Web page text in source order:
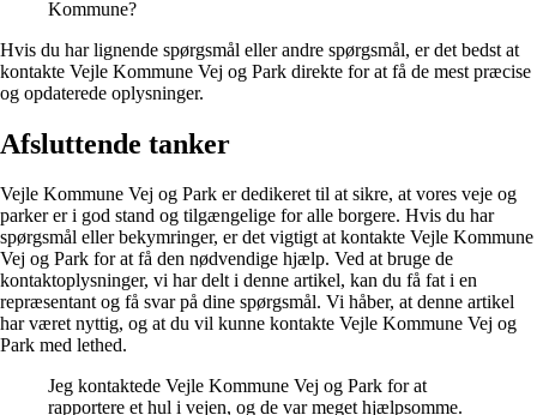
Kommune?
Hvis du har lignende spørgsmål eller andre spørgsmål, er det bedst at
kontakte Vejle Kommune Vej og Park direkte for at få de mest præcise
og opdaterede oplysninger.
Afsluttende tanker
Vejle Kommune Vej og Park er dedikeret til at sikre, at vores veje og
parker er i god stand og tilgængelige for alle borgere. Hvis du har
spørgsmål eller bekymringer, er det vigtigt at kontakte Vejle Kommune
Vej og Park for at få den nødvendige hjælp. Ved at bruge de
kontaktoplysninger, vi har delt i denne artikel, kan du få fat i en
repræsentant og få svar på dine spørgsmål. Vi håber, at denne artikel
har været nyttig, og at du vil kunne kontakte Vejle Kommune Vej og
Park med lethed.
Jeg kontaktede Vejle Kommune Vej og Park for at
rapportere et hul i vejen, og de var meget hjælpsomme.